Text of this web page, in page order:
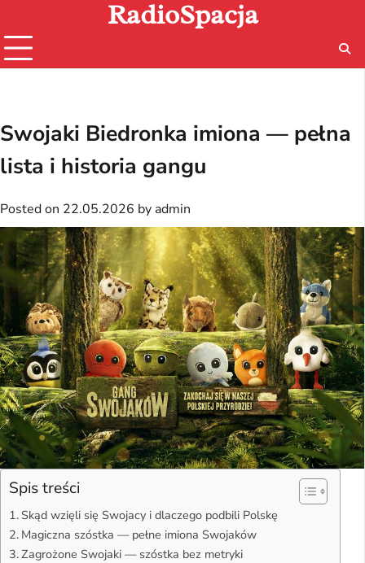
content
RadioSpacja
Swojaki Biedronka imiona — pełna
lista i historia gangu
Posted on 22.05.2026 by admin
Spis treści
Skąd wzięli się Swojacy i dlaczego podbili Polskę
Magiczna szóstka — pełne imiona Swojaków
Zagrożone Swojaki — szóstka bez metryki